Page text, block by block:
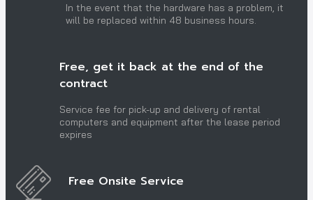
In the event that the hardware has a problem, it
will be replaced within 48 business hours.
Free, get it back at the end of the
contract
Service fee for pick-up and delivery of rental
computers and equipment after the lease period
expires
Free Onsite Service